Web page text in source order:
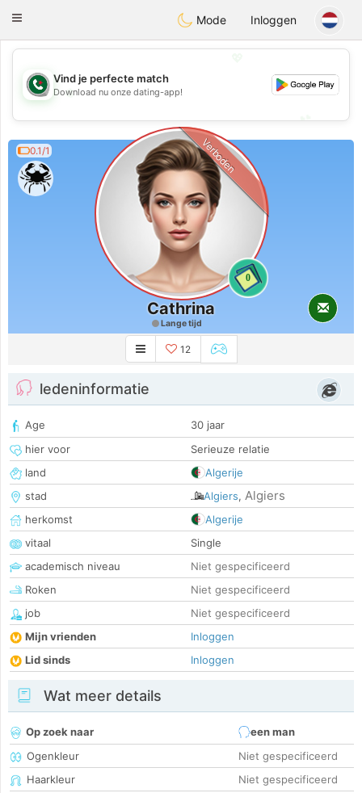
Weshrak
Toggle
Mode Inloggen
💖
💕
Vind je perfecte match
Download nu onze dating-app!
0.1/1
0
Verboden
Cathrina
Lange tijd
12
ledeninformatie
Age
30 jaar
hier voor
Serieuze relatie
land
Algerije
stad
Algiers, Algiers
herkomst
Algerije
vitaal
Single
academisch niveau
Niet gespecificeerd
Roken
Niet gespecificeerd
job
Niet gespecificeerd
Mijn vrienden
Inloggen
Lid sinds
Inloggen
Wat meer details
Op zoek naar
een man
Ogenkleur
Niet gespecificeerd
Haarkleur
Niet gespecificeerd